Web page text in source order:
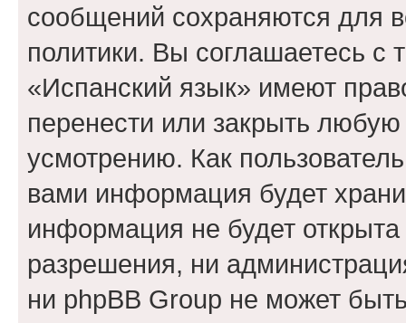
сообщений сохраняются для
политики. Вы соглашаетесь
«Испанский язык» имеют
перенести или закрыть
усмотрению. Как
вами информация будет
информация не будет
разрешения, ни
ни phpBB Group не может